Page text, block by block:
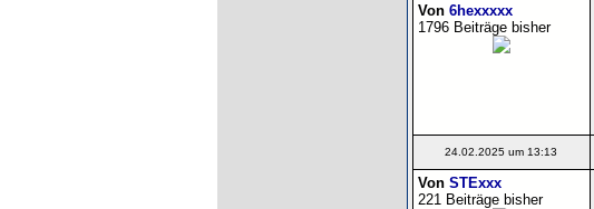
Von 6hexxxxx
1796 Beiträge bisher
24.02.2025 um 13:13
Von STExxx
221 Beiträge bisher